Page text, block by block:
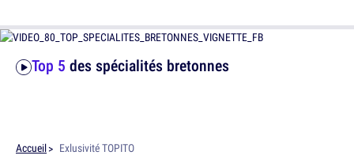
Top 5 des spécialités bretonnes
Accueil Exlusivité TOPITO